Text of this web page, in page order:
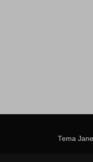
Tema